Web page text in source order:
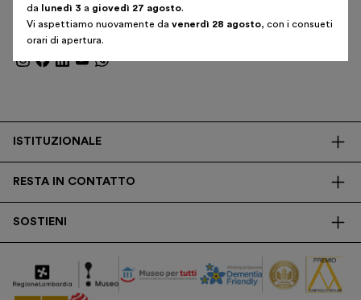
Shop
Iscriviti alla newsletter
ISTITUZIONALE
Trasparenza
Ricerca
RESTA IN CONTATTO
SOSTIENI
Corporate
da
lunedì 3 a giovedì 27 agosto.
Vi aspettiamo nuovamente da venerdì 28 agosto, con i consueti
orari di apertura.